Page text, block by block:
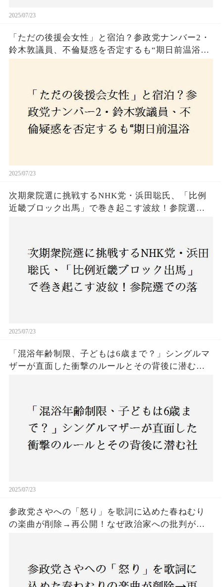
2025/07/23
「ただの後援会女性」と宿泊？参政党ナンバー2・
鈴木敦議員、不倫疑惑を否定するも“期日前温浴デ
2025/07/23
次期衆院選に挑戦するNHK党・浜田聡氏、「比例
近畿ブロック出馬」で巻き起こす波紋！参院選で
2025/07/23
「混浴年齢制限、子どもは6歳まで？」シングルマ
ザーが直面した衝撃のルールとその背後に潜む社
2025/07/23
参政党さやへの「怒り」を歌詞に込めた春ねむり
の楽曲が削除→再公開！なぜ政治家への批判がこ